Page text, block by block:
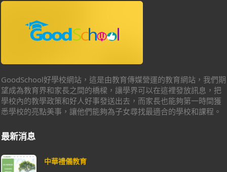
GoodSchool好學校網站，這是由教育傳媒營運的教育網站，我們期
望成為教育界和家長之間的橋樑，讓學界可以在這裡發放訊息，把
學校內的教學政策和好人好事發送出去，而家長也能夠第一時間獲
悉學校的亮點美事，讓他們能夠為子女尋找最適合的學校和課程。
最新消息
中華禮儀教育